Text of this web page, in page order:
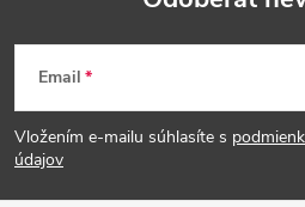
Z
á
p
Email
Vložením e-mailu súhlasíte s
údajov